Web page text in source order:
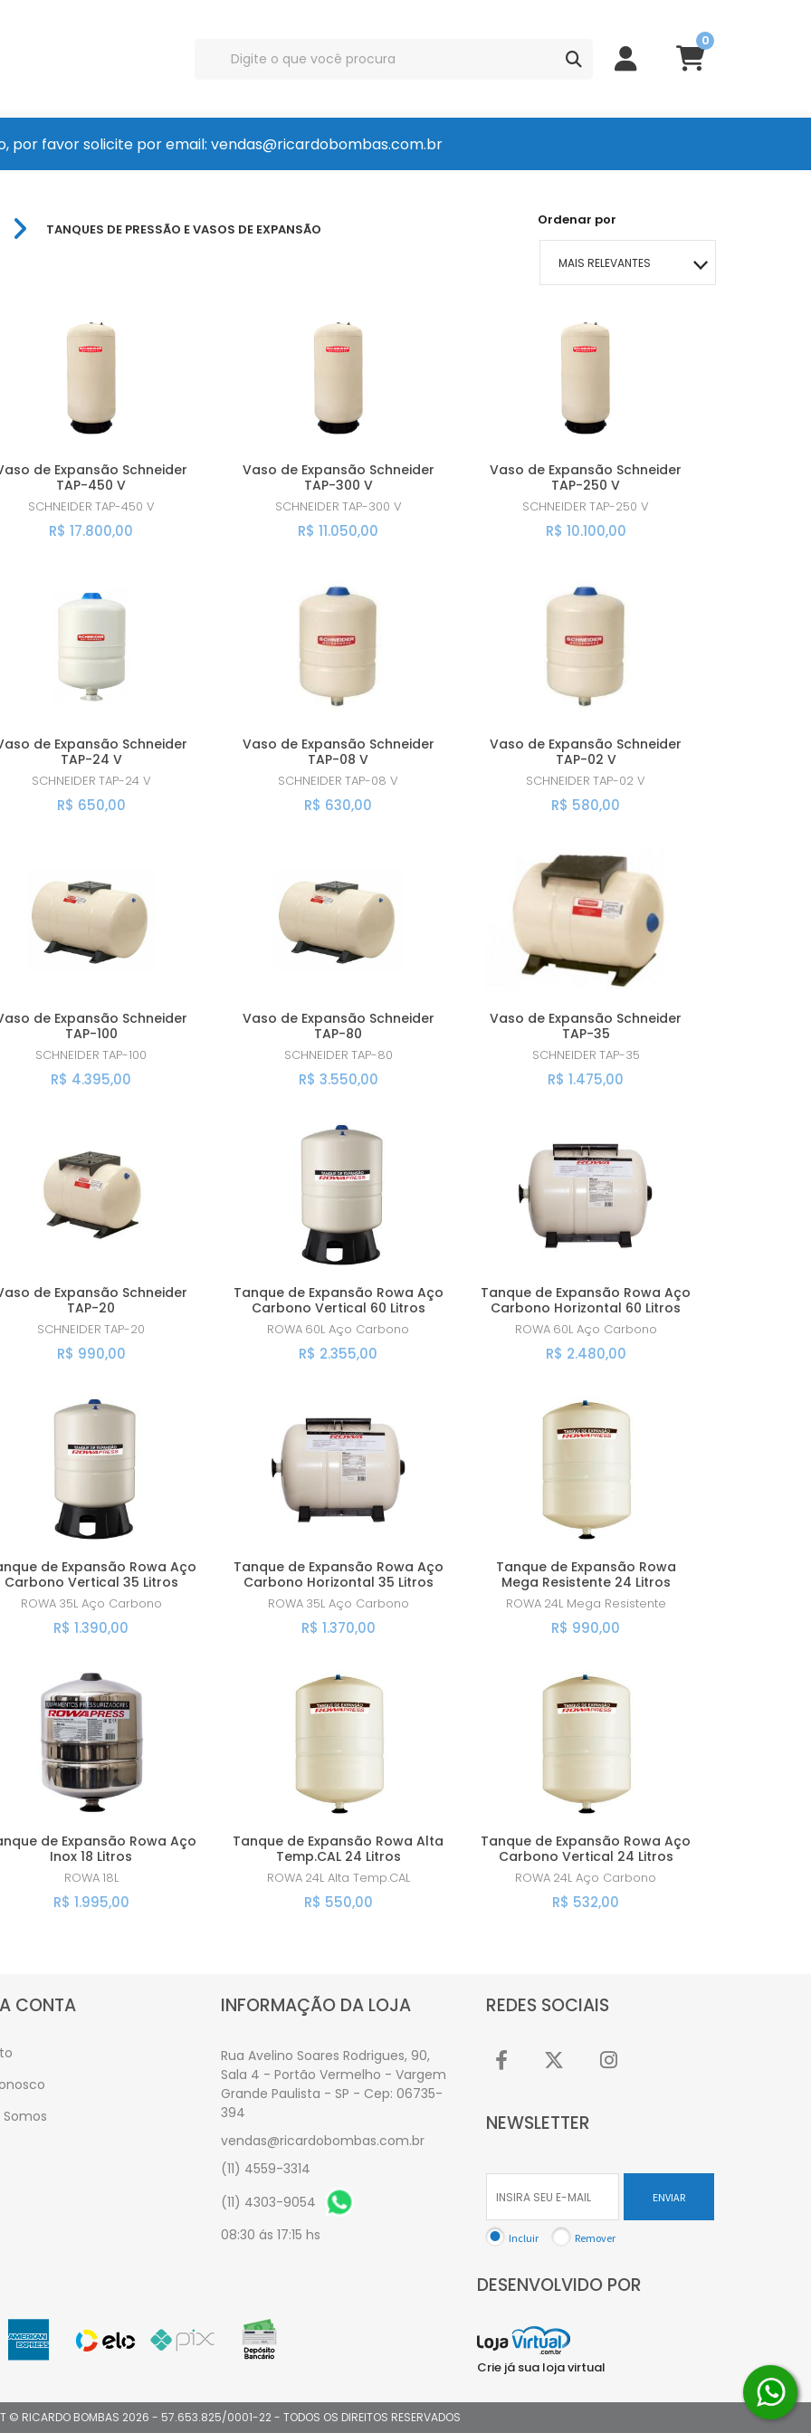
0
por favor solicite por email: vendas@ricardobombas.com.br
TANQUES DE PRESSÃO E VASOS DE EXPANSÃO
Ordenar por
MAIS RELEVANTES
MENOR PREÇO
de Expansão Schneider
TAP-450 V
SCHNEIDER TAP-450 V
R$ 17.800,00
Vaso de Expansão Schneider
TAP-300 V
SCHNEIDER TAP-300 V
R$ 11.050,00
Vaso de Expansão Schneider
TAP-250 V
SCHNEIDER TAP-250 V
R$ 10.100,00
de Expansão Schneider
TAP-24 V
SCHNEIDER TAP-24 V
R$ 650,00
Vaso de Expansão Schneider
TAP-08 V
SCHNEIDER TAP-08 V
R$ 630,00
Vaso de Expansão Schneider
TAP-02 V
SCHNEIDER TAP-02 V
R$ 580,00
de Expansão Schneider
TAP-100
SCHNEIDER TAP-100
R$ 4.395,00
Vaso de Expansão Schneider
TAP-80
SCHNEIDER TAP-80
R$ 3.550,00
Vaso de Expansão Schneider
TAP-35
SCHNEIDER TAP-35
R$ 1.475,00
de Expansão Schneider
TAP-20
SCHNEIDER TAP-20
R$ 990,00
Tanque de Expansão Rowa Aço
Carbono Vertical 60 Litros
ROWA 60L Aço Carbono
R$ 2.355,00
Tanque de Expansão Rowa Aço
Carbono Horizontal 60 Litros
ROWA 60L Aço Carbono
R$ 2.480,00
de Expansão Rowa Aço
Carbono Vertical 35 Litros
ROWA 35L Aço Carbono
R$ 1.390,00
Tanque de Expansão Rowa Aço
Carbono Horizontal 35 Litros
ROWA 35L Aço Carbono
R$ 1.370,00
Tanque de Expansão Rowa
Mega Resistente 24 Litros
ROWA 24L Mega Resistente
R$ 990,00
de Expansão Rowa Aço
Inox 18 Litros
ROWA 18L
R$ 1.995,00
Tanque de Expansão Rowa Alta
Temp.CAL 24 Litros
ROWA 24L Alta Temp.CAL
R$ 550,00
Tanque de Expansão Rowa Aço
Carbono Vertical 24 Litros
ROWA 24L Aço Carbono
R$ 532,00
CONTA INFORMAÇÃO DA LOJA
Rua Avelino Soares Rodrigues, 90,
Sala 4 - Portão Vermelho - Vargem
Grande Paulista - SP - Cep: 06735-
394
vendas@ricardobombas.com.br
(11) 4559-3314
(11) 4303-9054
08:30 ás 17:15 hs
REDES SOCIAIS
NEWSLETTER
ENVIAR
Incluir Remover
DESENVOLVIDO POR
Crie já sua loja virtual
© RICARDO BOMBAS 2026 - 57.653.825/0001-22 - TODOS OS DIREITOS RESERVADOS